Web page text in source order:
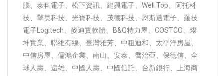
腦、泰科電子、松下資訊、建興電子、Well Top、阿托科
技、擎昊科技、光寶科技、茂德科技、恩斯邁電子、羅技
電子Logitech、麥迪實軟體、B&Q特力屋、COSTCO、燦
坤實業、聯維有線、臺灣雅芳、中租迪和、太平洋房屋、
中信房屋、儒鴻企業、南山、安泰、喬治亞、保德信、全
球人壽、遠雄、中國人壽、中國信託、台新銀行、上海商